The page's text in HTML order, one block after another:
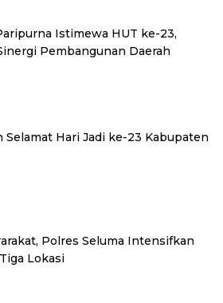
Istimewa HUT ke-23,
Pembangunan Daerah
Selamat Hari Jadi ke-23 Kabupaten
Polres Seluma Intensifkan
Lokasi